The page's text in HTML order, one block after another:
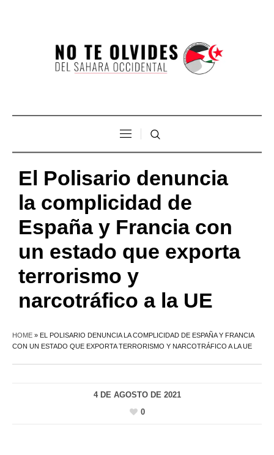
El Polisario denuncia
la complicidad de
España y Francia con
un estado que exporta
terrorismo y
narcotráfico a la UE
HOME » EL POLISARIO DENUNCIA LA COMPLICIDAD DE ESPAÑA Y FRANCIA
CON UN ESTADO QUE EXPORTA TERRORISMO Y NARCOTRÁFICO A LA UE
4 DE AGOSTO DE 2021
0